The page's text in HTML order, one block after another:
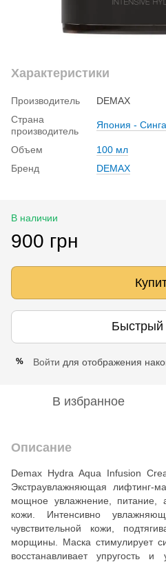
Характеристики
Производитель
DEMAX
Страна
производитель
Япония -
Объем
100 мл
Бренд
DEMAX
В наличии
900 грн
Быстрый
% Войти для отображения
В избранное
Описание
Demax Hydra Aqua Infusion
Экстраувлажняющая лифтинг-
мощное увлажнение, питание,
кожи. Интенсивно
чувствительной кожи,
морщины. Маска стимулирует
восстанавливает упругость и